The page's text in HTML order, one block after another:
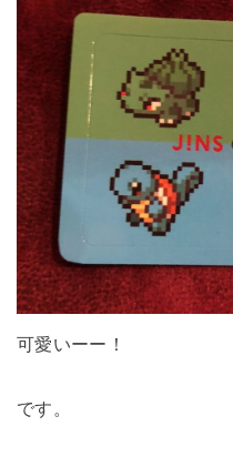
可愛いーー！
です。